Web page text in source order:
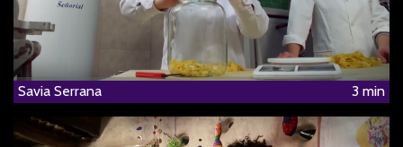
Savia Serrana 3 min